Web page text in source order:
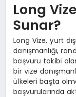
Long
Sunar?
Long Vize, yurt
danışmanlığı,
başvuru takibi
bir vize
ülkeleri başta
başvurularında